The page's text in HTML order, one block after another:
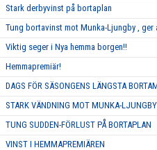
Stark derbyvinst på bortaplan
Tung bortavinst mot Munka-Ljungby , ger
Viktig seger i Nya hemma borgen!!
Hemmapremiär!
DAGS FÖR SÄSONGENS LÄNGSTA
STARK VÄNDNING MOT MUNKA-LJUNGBY
TUNG SUDDEN-FÖRLUST PÅ BORTAPLAN
VINST I HEMMAPREMIÄREN